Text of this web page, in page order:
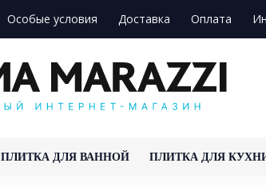
Особые условия Доставка Оплата
ПЛИТКА ДЛЯ ВАННОЙ ПЛИТКА ДЛЯ